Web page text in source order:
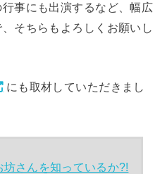
事にも出演するなど、幅広
そちらもよろしくお願いし
にも取材していただきまし
さんを知っているか?!